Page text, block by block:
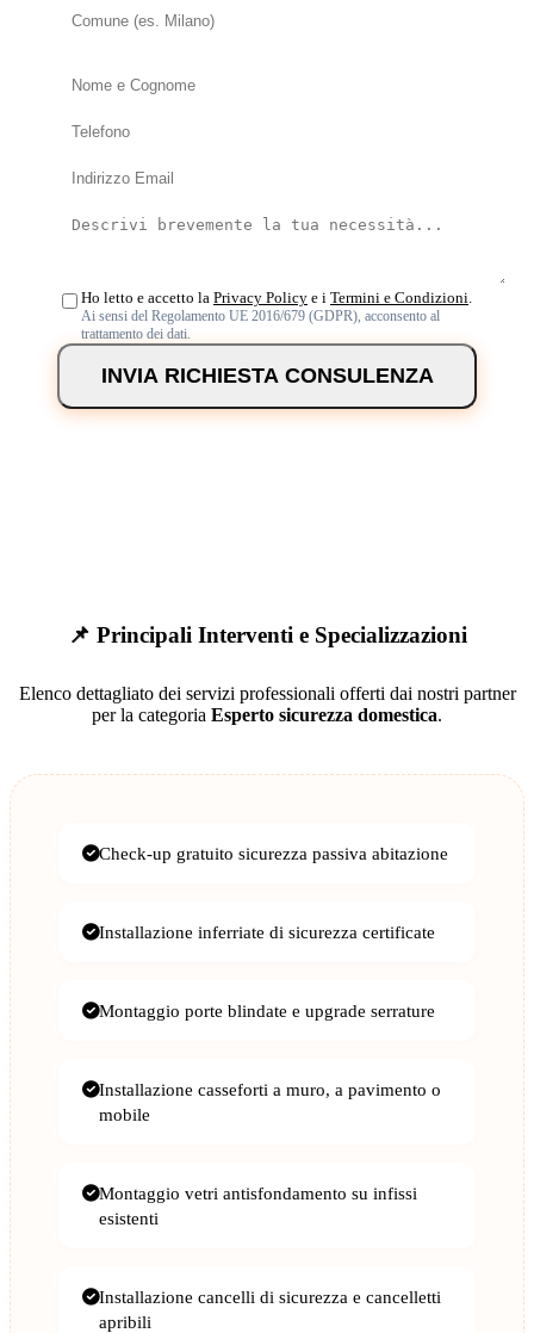
Ho letto e accetto la Privacy Policy e i Termini e Condizioni.
Ai sensi del Regolamento UE 2016/679 (GDPR), acconsento al
trattamento dei dati.
INVIA RICHIESTA CONSULENZA
📌 Principali Interventi e Specializzazioni
Elenco dettagliato dei servizi professionali offerti dai nostri partner
per la categoria Esperto sicurezza domestica.
Check-up gratuito sicurezza passiva abitazione
Installazione inferriate di sicurezza certificate
Montaggio porte blindate e upgrade serrature
Installazione casseforti a muro, a pavimento o
mobile
Montaggio vetri antisfondamento su infissi
esistenti
Installazione cancelli di sicurezza e cancelletti
apribili